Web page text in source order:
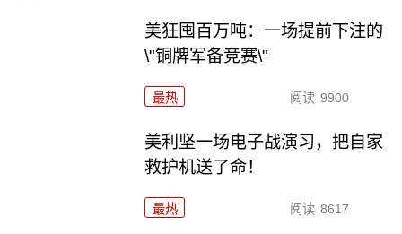
美狂囤百万吨：一场提前下注的
\"铜牌军备竞赛\"
最热 阅读 9900
美利坚一场电子战演习，把自家
救护机送了命！
最热 阅读 8617